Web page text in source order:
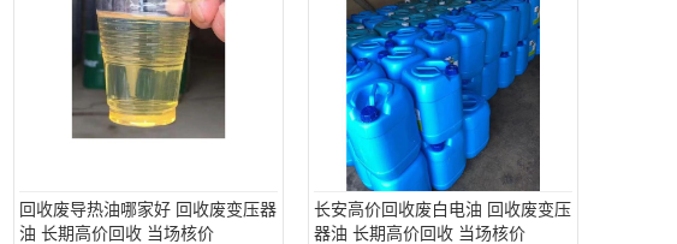
回收废导热油哪家好 回收废变压器
油 长期高价回收 当场核价
长安高价回收废白电油 回收废变压
器油 长期高价回收 当场核价